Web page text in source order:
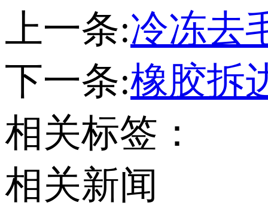
上一条:冷冻去
下一条:橡胶拆
相关标签：
相关新闻